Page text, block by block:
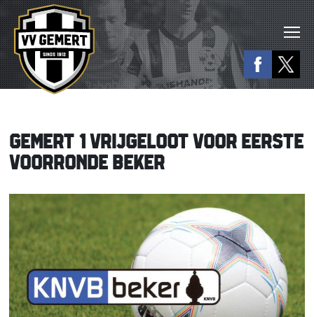
GEMERT 1 VRIJGELOOT VOOR EERSTE
VOORRONDE BEKER